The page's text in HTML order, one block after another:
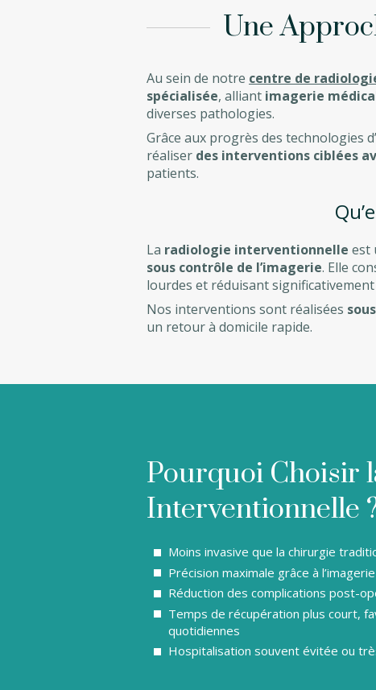
Une
Au sein de notre centre de
spécialisée, alliant imagerie
diverses pathologies.
Grâce aux progrès des technologies
réaliser des interventions ciblées
patients.
La radiologie interventionnelle est
sous contrôle de l’imagerie. Elle
lourdes et réduisant
Nos interventions sont réalisées
un retour à domicile rapide.
Pourquoi Choisir
Interventionnelle
Moins invasive que la chirurgie
Précision maximale grâce à
Réduction des complications post-
Temps de récupération plus court,
quotidiennes
Hospitalisation souvent évitée ou